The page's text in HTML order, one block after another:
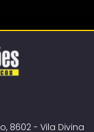
8602 - Vila Divina